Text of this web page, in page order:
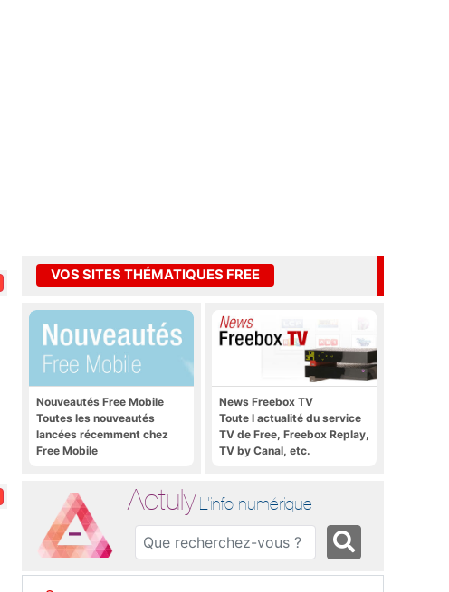
VOS SITES THÉMATIQUES FREE
Nouveautés Free Mobile
Toutes les nouveautés
lancées récemment chez
Free Mobile
News Freebox TV
Toute l actualité du service
TV de Free, Freebox Replay,
TV by Canal, etc.
Actuly L'info numérique